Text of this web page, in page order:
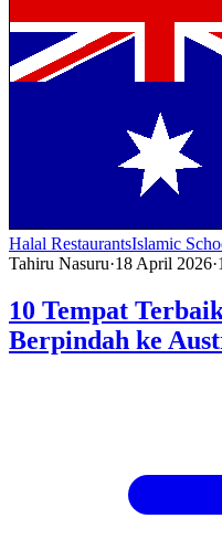
Halal RestaurantsIslamic
Tahiru Nasuru·18 April 2026·
10 Tempat
Berpindah ke